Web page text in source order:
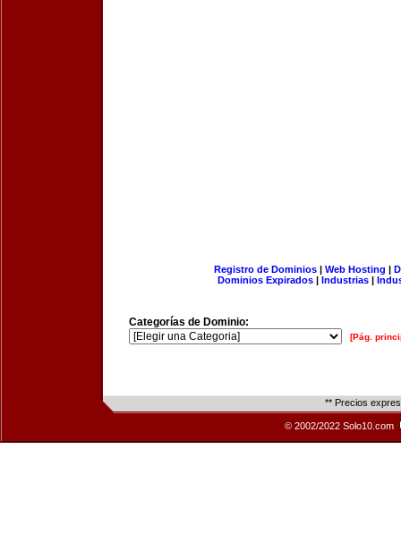
Registro de Dominios| Web Hosting |
Dominios Expirados | Industrias |
Categorías de Dominio:
[Pág.
** Precios
© 2002/2022 Solo10.com